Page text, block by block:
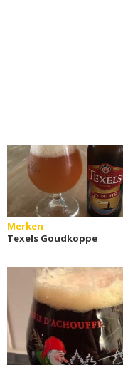
Merken
Texels Goudkoppe